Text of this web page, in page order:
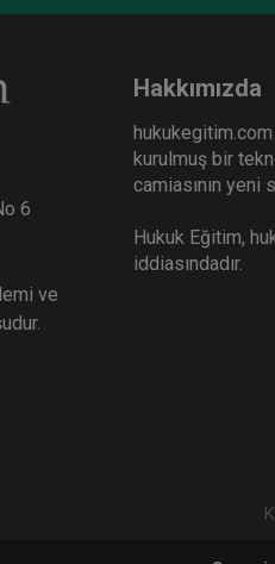
6
ve
Hakkımızda
kurulmuş bir
camiasının yeni
Hukuk Eğitim,
iddiasındadır.